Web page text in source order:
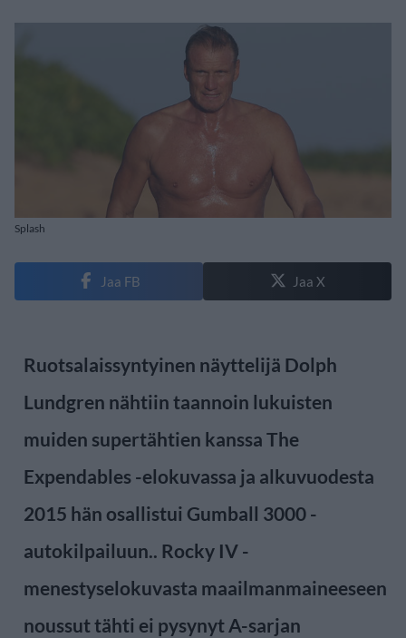
Splash
Jaa FB Jaa X
Ruotsalaissyntyinen näyttelijä Dolph
Lundgren nähtiin taannoin lukuisten
muiden supertähtien kanssa The
Expendables -elokuvassa ja alkuvuodesta
2015 hän osallistui Gumball 3000 -
autokilpailuun.. Rocky IV -
menestyselokuvasta maailmanmaineeseen
noussut tähti ei pysynyt A-sarjan